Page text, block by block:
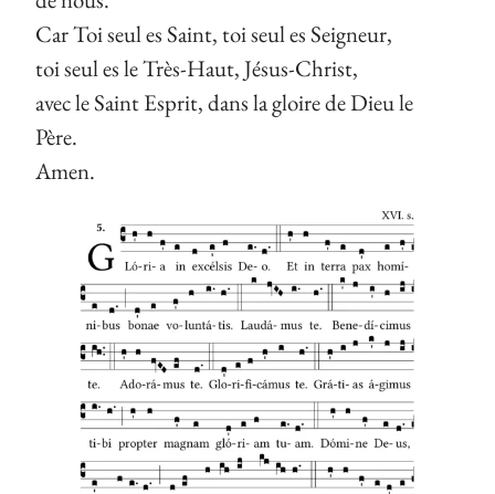
Car Toi seul es Saint, toi seul es Seigneur,
toi seul es le Très-Haut, Jésus-Christ,
avec le Saint Esprit, dans la gloire de Dieu le
Père.
Amen.